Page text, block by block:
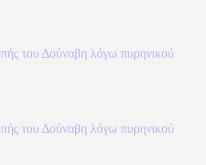
του Δούναβη λόγω πυρηνικού
του Δούναβη λόγω πυρηνικού